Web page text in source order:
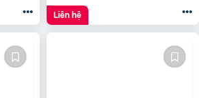
Liên hệ